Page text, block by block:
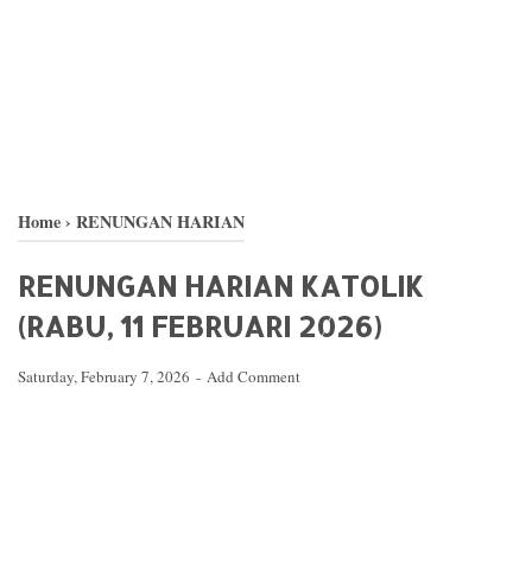
Home› RENUNGAN HARIAN
RENUNGAN HARIAN KATOLIK
(RABU, 11 FEBRUARI 2026)
Saturday, February 7, 2026 Add Comment